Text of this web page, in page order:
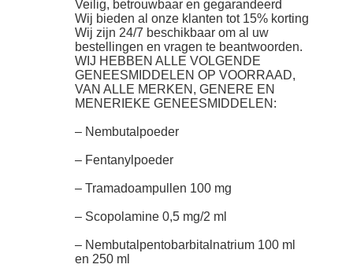
Veilig, betrouwbaar en gegarandeerd
Wij bieden al onze klanten tot 15% korting
Wij zijn 24/7 beschikbaar om al uw
bestellingen en vragen te beantwoorden.
WIJ HEBBEN ALLE VOLGENDE
GENEESMIDDELEN OP VOORRAAD,
VAN ALLE MERKEN, GENERE EN
MENERIEKE GENEESMIDDELEN:
– Nembutalpoeder
– Fentanylpoeder
– Tramadoampullen 100 mg
– Scopolamine 0,5 mg/2 ml
– Nembutalpentobarbitalnatrium 100 ml
en 250 ml